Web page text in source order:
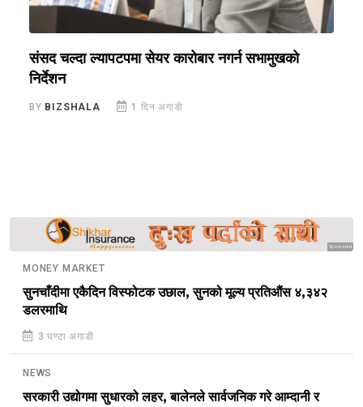
संसद चल्दा ल्यापटपमा सेयर कारोबार नगर्न सभामुखको
निर्देशन
BY BIZSHALA 1 दिन अगाडी
Sponsored
MONEY MARKET
सुनचाँदीमा एकैदिन विस्फोटक उछाल, सुनको मूल्य प्रतिऔंस ४,३४२
डलरमाथि
3 घण्टा अगाडी
NEWS
सरकारी उद्योगमा सुधारको लहर, बालेनले सार्वजनिक गरे आम्दानी र